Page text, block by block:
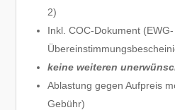
2)
Inkl. COC-Dokument (EWG-
keine weiteren
Ablastung gegen Aufpreis
Gebühr)